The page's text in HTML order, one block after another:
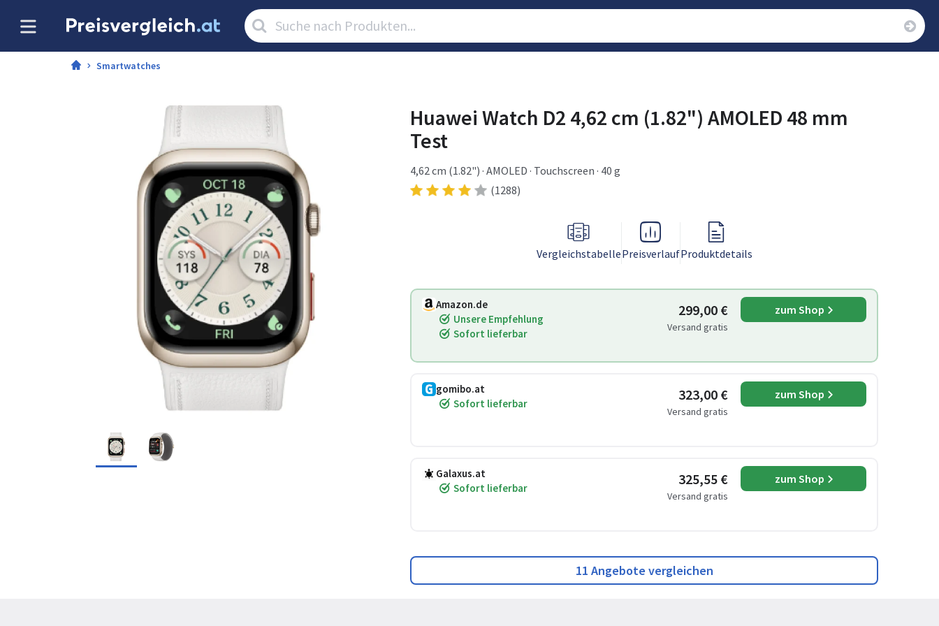
Artikel
suchen:
Smartwatches
Huawei Watch D2 4,62 cm (1.82") AMOLED 48 mm
Test
4,62 cm (1.82") · AMOLED · Touchscreen · 40 g
(1288)
VergleichstabellePreisverlaufProduktdetails
Amazon.de
Unsere Empfehlung
Sofort lieferbar
299,00 €
Versand gratis
zum Shop
gomibo.at
Sofort lieferbar
323,00 €
Versand gratis
zum Shop
Galaxus.at
Sofort lieferbar
325,55 €
Versand gratis
zum Shop
11 Angebote vergleichen